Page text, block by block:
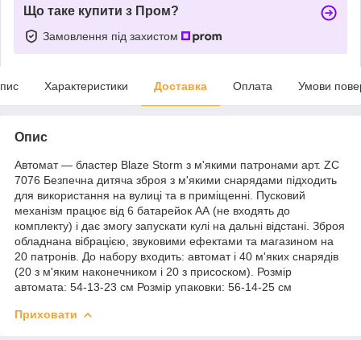
Що таке купити з Пром?
Замовлення під захистом
Характеристики Доставка Оплата Умови
Опис
Автомат — бластер Blaze Storm з м'якими патронами арт. ZC
7076 Безпечна дитяча зброя з м'якими снарядами підходить
для використання на вулиці та в приміщенні. Пусковий
механізм працює від 6 батарейок АА (не входять до
комплекту) і дає змогу запускати кулі на дальні відстані. Зброя
обладнана вібрацією, звуковими ефектами та магазином на
20 патронів. До набору входить: автомат і 40 м'яких снарядів
(20 з м'яким наконечником і 20 з присоском). Розмір
автомата: 54-13-23 см Розмір упаковки: 56-14-25 см
Приховати